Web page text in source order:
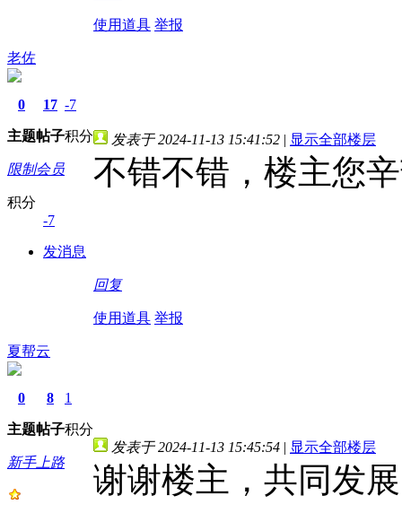
使用道具 举报
老佐
0
主题
17
帖子
-7
积分
限制会员
积分
-7
发消息
发表于 2024-11-13 15:41:52 | 显示全部楼层
不错不错，楼主您
回复
使用道具 举报
夏帮云
0
主题
8
帖子
1
积分
新手上路
发表于 2024-11-13 15:45:54 | 显示全部楼层
谢谢楼主，共同发展